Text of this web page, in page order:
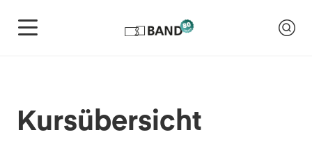
Kursübersicht